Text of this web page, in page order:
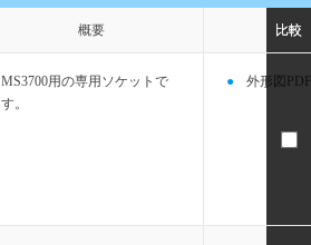
概要
MS3700用の専用ソケットで
す。
外形図
概要 比較
比較